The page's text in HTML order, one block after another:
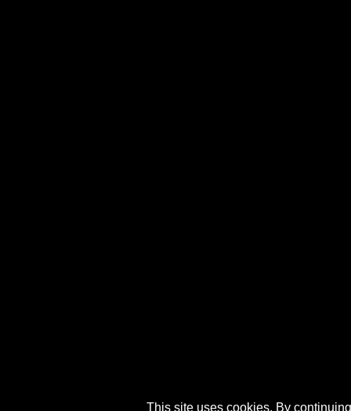
This site uses cookies. By